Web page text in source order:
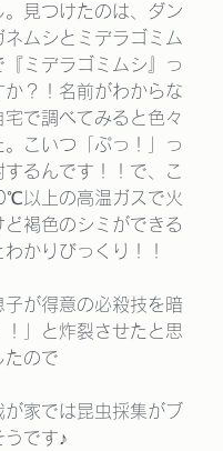
。見つけたのは、ダン
ネムシとミデラゴミム
『ミデラゴミムシ』っ
か？！名前がわからな
で調べてみると色々
。こいつ「ぷっ！」っ
するんです！！で、こ
以上の高温ガスで火
ど褐色のシミができる
かりびっくり！！
子が得意の必殺技を暗
！」と炸裂させたと思
たので
が家では昆虫採集がブ
うです♪